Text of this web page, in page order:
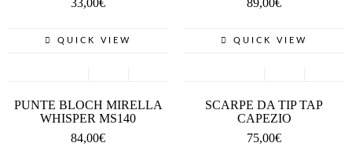
33,00€
QUICK VIEW
89,00€
QUICK VIEW
PUNTE BLOCH MIRELLA
WHISPER MS140
84,00€
SCARPE DA TIP TAP
CAPEZIO
75,00€